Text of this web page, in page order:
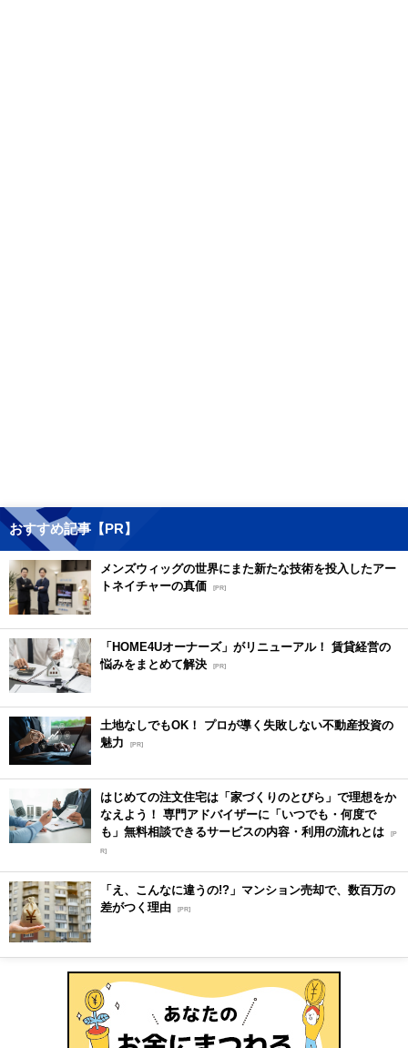
おすすめ記事【PR】
メンズウィッグの世界にまた新たな技術を投入したアー
トネイチャーの真価 [PR]
「HOME4Uオーナーズ」がリニューアル！ 賃貸経営の
悩みをまとめて解決 [PR]
土地なしでもOK！ プロが導く失敗しない不動産投資の
魅力
[PR]
はじめての注文住宅は「家づくりのとびら」で理想をか
なえよう！ 専門アドバイザーに「いつでも・何度で
も」無料相談できるサービスの内容・利用の流れとは [P
R]
「え、こんなに違うの!?」マンション売却で、数百万の
差がつく理由 [PR]